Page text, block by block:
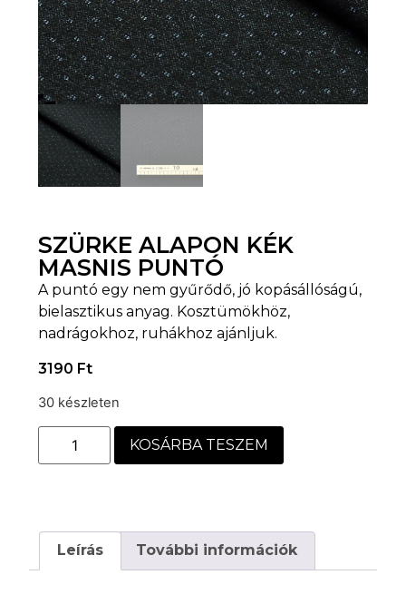
SZÜRKE ALAPON KÉK
MASNIS PUNTÓ
A puntó egy nem gyűrődő, jó kopásállóságú,
bielasztikus anyag. Kosztümökhöz,
nadrágokhoz, ruhákhoz ajánljuk.
3190 Ft
30 készleten
KOSÁRBA TESZEM
Leírás További információk